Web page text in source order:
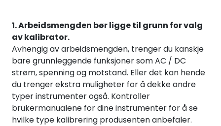
1. Arbeidsmengden bør ligge til grunn for valg
av kalibrator.
Avhengig av arbeidsmengden, trenger du kanskje
bare grunnleggende funksjoner som AC / DC
strøm, spenning og motstand. Eller det kan hende
du trenger ekstra muligheter for å dekke andre
typer instrumenter også. Kontroller
brukermanualene for dine instrumenter for å se
hvilke type kalibrering produsenten anbefaler.
Kampanjer
Outlet